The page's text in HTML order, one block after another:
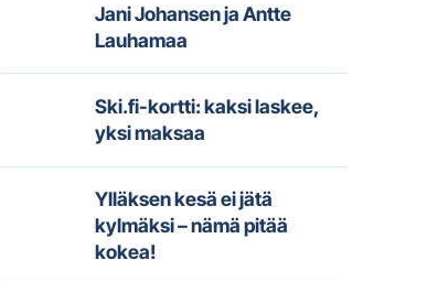
Jani Johansen ja Antte
Lauhamaa
Ski.fi-kortti: kaksi laskee,
yksi maksaa
Ylläksen kesä ei jätä
kylmäksi – nämä pitää
kokea!